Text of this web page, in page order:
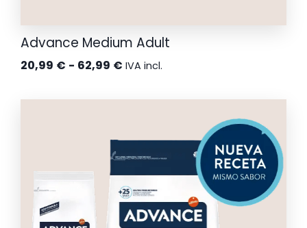
Advance Medium Adult
20,99 € - 62,99 € Rango
precios:
20,99 €
hasta
62,99 €
IVA incl.